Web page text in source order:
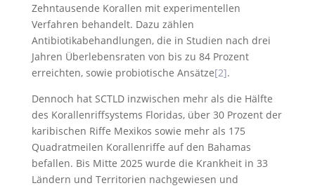
Zehntausende Korallen mit experimentellen
Verfahren behandelt. Dazu zählen
Antibiotikabehandlungen, die in Studien nach drei
Jahren Überlebensraten von bis zu 84 Prozent
erreichten, sowie probiotische Ansätze[2].
Dennoch hat SCTLD inzwischen mehr als die Hälfte
des Korallenriffsystems Floridas, über 30 Prozent der
karibischen Riffe Mexikos sowie mehr als 175
Quadratmeilen Korallenriffe auf den Bahamas
befallen. Bis Mitte 2025 wurde die Krankheit in 33
Ländern und Territorien nachgewiesen und